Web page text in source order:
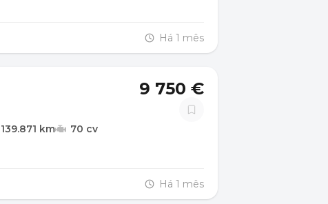
Há 1 mês
9 750 €
139.871 km 70 cv
Há 1 mês